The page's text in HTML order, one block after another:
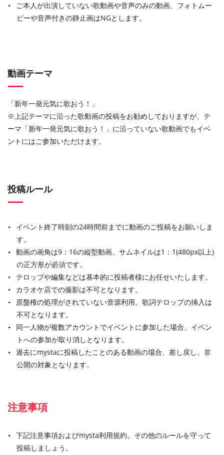
ご本人が出演していない歌動画や音声のみの動画、フォトムー
ビーや音声付きの静止画はNGとします。
動画テーマ
「新年一発元気に歌おう！」
※上記テーマに沿った歌動画の投稿をお勧めしておりますが、テ
ーマ「新年一発元気に歌おう！」に沿っていない歌動画でもイベ
ントにはご参加いただけます。
投稿ルール
イベント終了時刻の24時間前までに動画のご投稿をお願いしま
す。
動画の画角は9：16の縦型動画、サムネイルは1：1(480px以上)
の正方形が必須です。
テロップや編集などは基本的に投稿者様にお任せいたします。
カラオケ店での撮影は不可となります。
原盤権の処理がされていない音源利用、歌詞テロップの挿入は
不可となります。
同一人物が複数アカウントでイベントに参加した場合、イベン
トへの参加が取り消しとなります。
過去にmystaに投稿したことのある動画の場合、差し戻し、非
公開の対象となります。
注意事項
下記注意事項およびmysta利用規約、その他のルールを守って
投稿しましょう。